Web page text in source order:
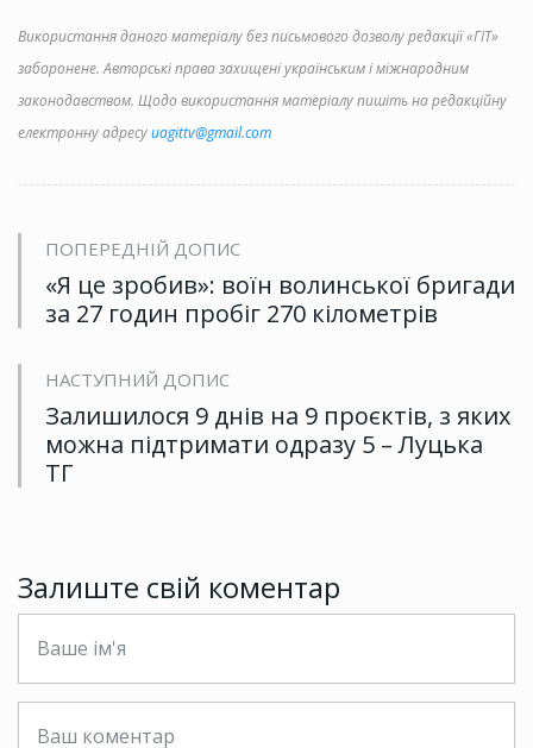
Використання даного матеріалу без письмового дозволу редакції «ГІТ»
заборонене. Авторські права захищені українським і міжнародним
законодавством. Щодо використання матеріалу пишіть на редакційну
електронну адресуuagittv@gmail.com
ПОПЕРЕДНІЙ ДОПИС
«Я це зробив»: воїн волинської бригади
за 27 годин пробіг 270 кілометрів
НАСТУПНИЙ ДОПИС
Залишилося 9 днів на 9 проєктів, з яких
можна підтримати одразу 5 – Луцька
ТГ
Залиште свій коментар